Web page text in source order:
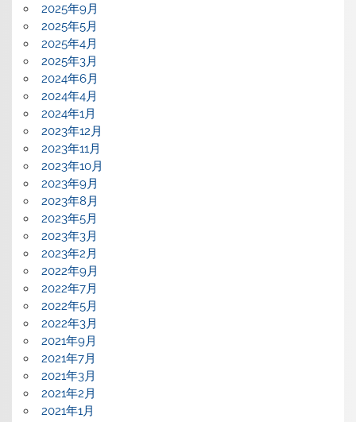
2025年9月
2025年5月
2025年4月
2025年3月
2024年6月
2024年4月
2024年1月
2023年12月
2023年11月
2023年10月
2023年9月
2023年8月
2023年5月
2023年3月
2023年2月
2022年9月
2022年7月
2022年5月
2022年3月
2021年9月
2021年7月
2021年3月
2021年2月
2021年1月